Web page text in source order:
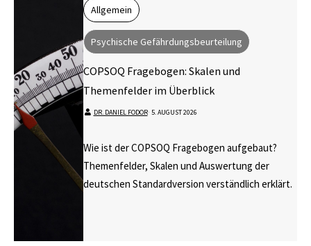
Allgemein
Psychische Gefährdungsbeurteilung
COPSOQ Fragebogen: Skalen und
Themenfelder im Überblick
DR. DANIEL FODOR⋅ 5. AUGUST 2026
Wie ist der COPSOQ Fragebogen aufgebaut?
Themenfelder, Skalen und Auswertung der
deutschen Standardversion verständlich erklärt.